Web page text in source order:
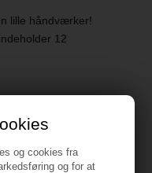
og cookies fra
og for at
lille håndværker!
12